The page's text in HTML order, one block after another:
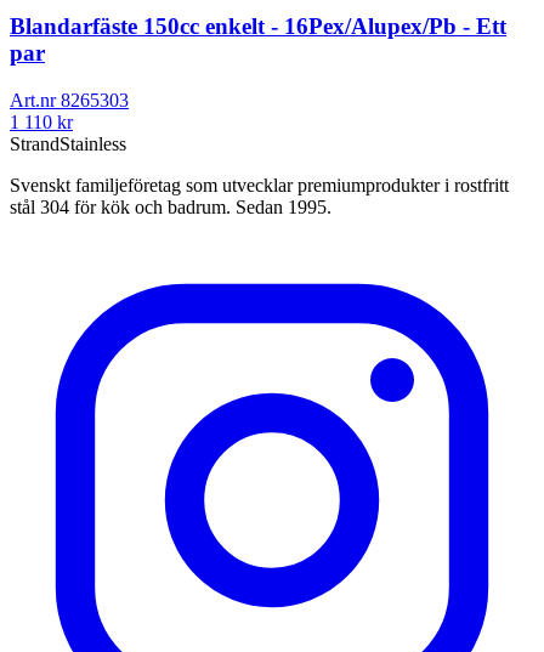
Blandarfäste 150cc enkelt - 16Pex/Alupex/Pb - Ett
par
Art.nr8265303
1 110 kr
StrandStainless
Svenskt familjeföretag som utvecklar premiumprodukter i rostfritt
stål 304 för kök och badrum. Sedan 1995.